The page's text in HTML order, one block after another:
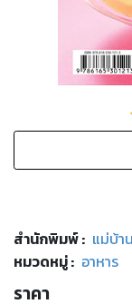
สำนักพิมพ์: แม่บ้าน
หมวดหมู่: อาหาร
ราคา